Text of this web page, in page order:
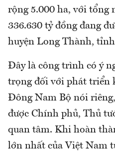
rộng 5.000 ha, với tổng
336.630 tỷ đồng đang
huyện Long Thành,
Đây là công trình có ý
trọng đối với phát triển
Đông Nam Bộ nói
được Chính phủ, Thủ
quan tâm. Khi hoàn
lớn nhất của Việt Nam